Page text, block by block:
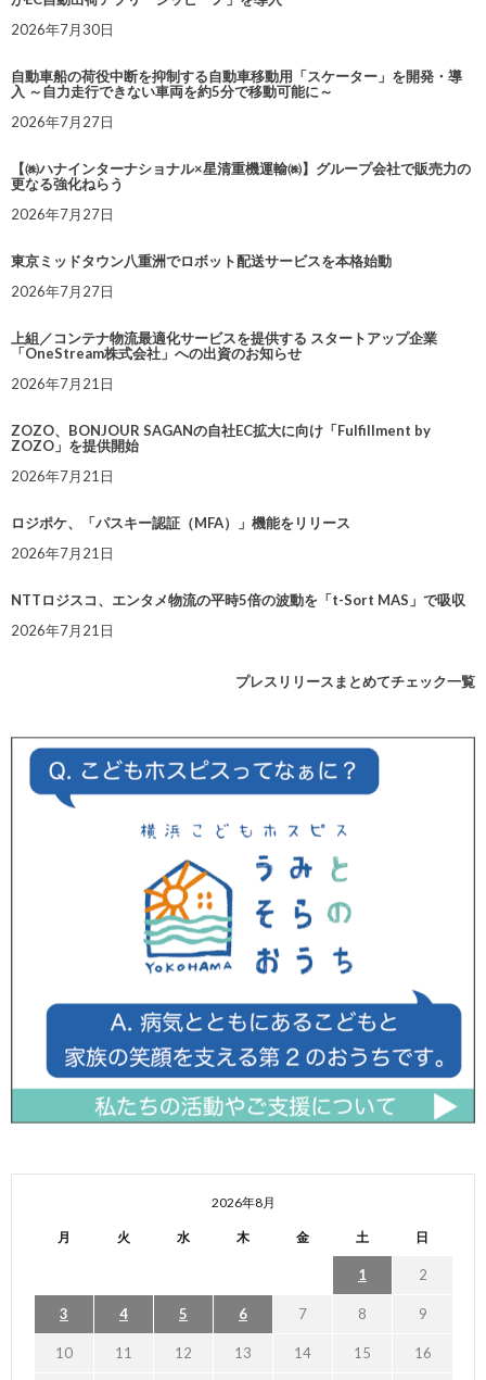
2026年7月30日
自動車船の荷役中断を抑制する自動車移動用「スケーター」を開発・導
入 ～自力走行できない車両を約5分で移動可能に～
2026年7月27日
【㈱ハナインターナショナル×星清重機運輸㈱】グループ会社で販売力の
更なる強化ねらう
2026年7月27日
東京ミッドタウン八重洲でロボット配送サービスを本格始動
2026年7月27日
上組／コンテナ物流最適化サービスを提供する スタートアップ企業
「OneStream株式会社」への出資のお知らせ
2026年7月21日
ZOZO、BONJOUR SAGANの自社EC拡大に向け「Fulfillment by
ZOZO」を提供開始
2026年7月21日
ロジポケ、「パスキー認証（MFA）」機能をリリース
2026年7月21日
NTTロジスコ、エンタメ物流の平時5倍の波動を「t-Sort MAS」で吸収
2026年7月21日
プレスリリースまとめてチェック一覧
2026年8月
月 火 水 木 金 土 日
1 2
3 4 5 6 7 8 9
10 11 12 13 14 15 16